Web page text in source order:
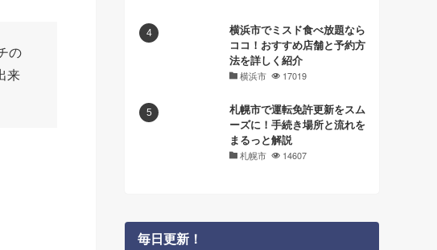
の
来
横浜市でミスド食べ放題なら
ココ！おすすめ店舗と予約方
法を詳しく紹介
横浜市 17019
札幌市で運転免許更新をスム
ーズに！手続き場所と流れを
まるっと解説
札幌市 14607
毎日更新！